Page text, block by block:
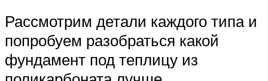
Рассмотрим детали каждого типа и
попробуем разобраться какой
фундамент под теплицу из